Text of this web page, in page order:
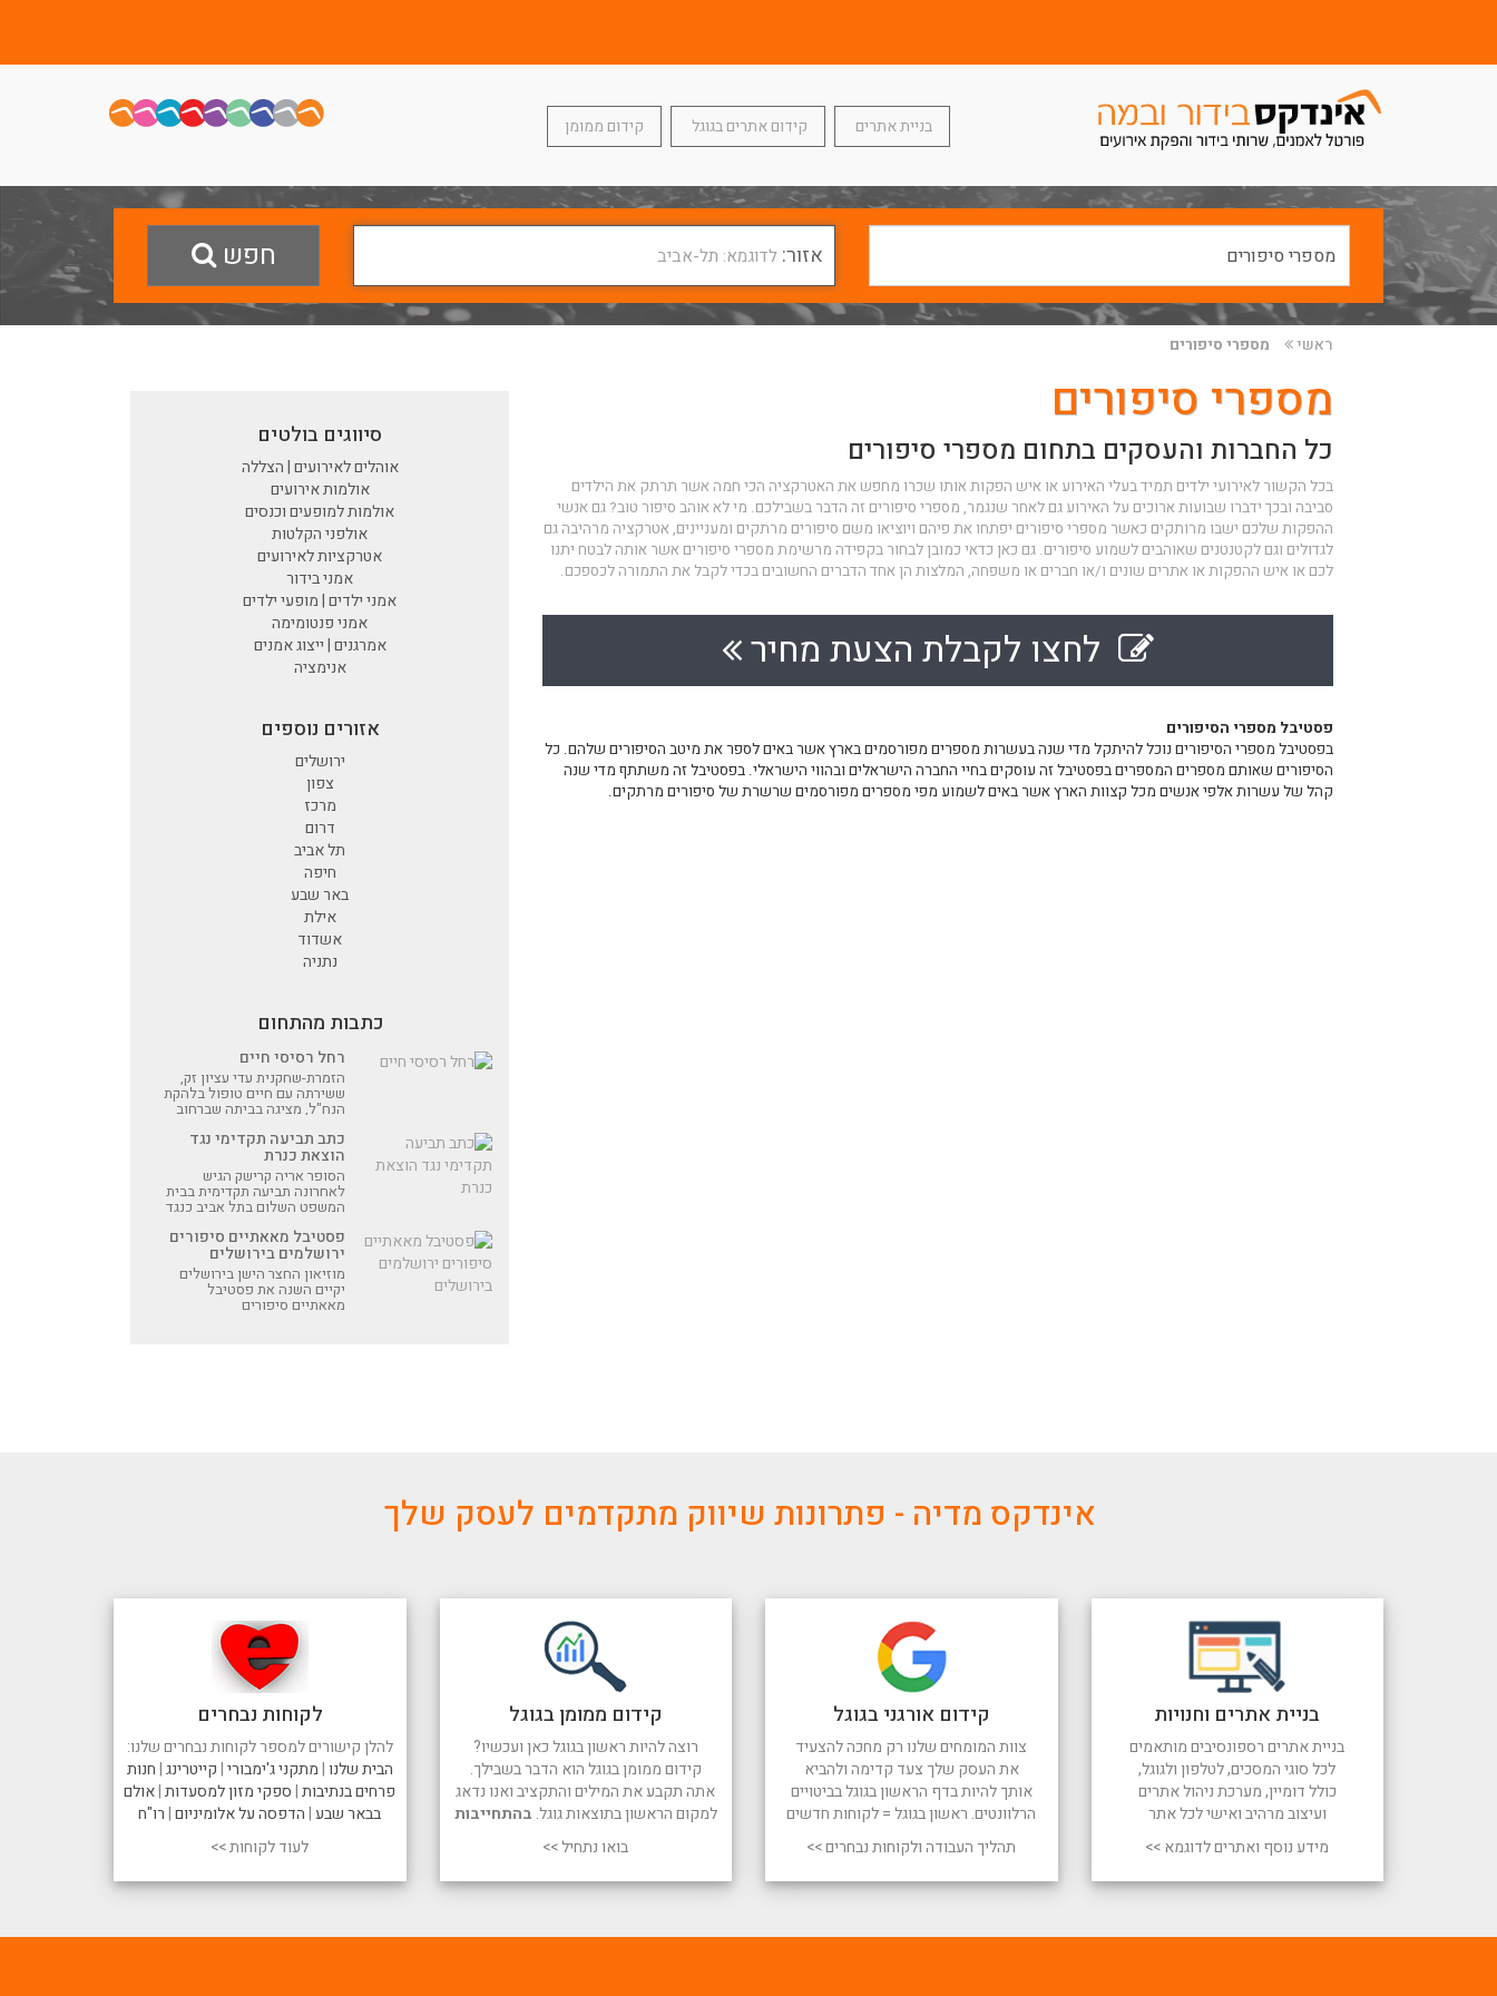
בניית אתרים קידום אתרים בגוגל קידום ממומן
אזור: לדוגמא: תל-אביב חפש
סיווגים בולטים
אוהלים לאירועים | הצללה
אולמות אירועים
אולמות למופעים וכנסים
אולפני הקלטות
אטרקציות לאירועים
אמני בידור
אמני ילדים | מופעי ילדים
אמני פנטומימה
אמרגנים | ייצוג אמנים
אנימציה
אזורים נוספים
ירושלים
צפון
מרכז
דרום
תל אביב
חיפה
באר שבע
אילת
אשדוד
נתניה
כתבות מהתחום
רחל רסיסי חיים
הזמרת-שחקנית עדי עציון זק,
ששירתה עם חיים טופול בלהקת
הנח"ל, מציגה בביתה שברחוב
מונודרמה מרגשת, שבה היא
מתארת את מהלך חייה של רחל
הזמרת-שחקנית עדי עציון זק,
ששירתה עם חיים טופול בלהקת
הנח"ל, מציגה בביתה שברחוב
ה' באייר 34 ביום רביעי 22.3
מונודרמה מרגשת, שבה היא
מתארת את מהלך חייה של רחל
כתב תביעה תקדימי נגד
הוצאת כנרת
הסופר אריה קרישק הגיש
לאחרונה תביעה תקדימית בבית
המשפט השלום בתל אביב כנגד
בזכויות היוצר" על ידי שימוש
שלא כדין בשם של רומן שכתב
בשם-"שומר אמונים".
פסטיבל מאאתיים סיפורים
ירושלמים בירושלים
מוזיאון החצר הישן בירושלים
יקיים השנה את פסטיבל
מאאתיים סיפורים
ראשי מספרי סיפורים
מספרי סיפורים
כל החברות והעסקים בתחום מספרי סיפורים
בכל הקשור לאירועי ילדים תמיד בעלי האירוע או איש הפקות אותו שכרו מחפש את האטרקציה הכי חמה אשר תרתק את הילדים
סביבה ובכך ידברו שבועות ארוכים על האירוע גם לאחר שנגמר, מספרי סיפורים זה הדבר בשבילכם. מי לא אוהב סיפור טוב? גם אנשי
ההפקות שלכם ישבו מרותקים כאשר מספרי סיפורים יפתחו את פיהם ויוציאו משם סיפורים מרתקים ומעניינים, אטרקציה מרהיבה גם
לגדולים וגם לקטנטנים שאוהבים לשמוע סיפורים. גם כאן כדאי כמובן לבחור בקפידה מרשימת מספרי סיפורים אשר אותה לבטח יתנו
לכם או איש ההפקות או אתרים שונים ו/או חברים או משפחה, המלצות הן אחד הדברים החשובים בכדי לקבל את התמורה לכספכם.
לחצו לקבלת הצעת מחיר
פסטיבל מספרי הסיפורים
בפסטיבל מספרי הסיפורים נוכל להיתקל מדי שנה בעשרות מספרים מפורסמים בארץ אשר באים לספר את מיטב הסיפורים שלהם. כל
הסיפורים שאותם מספרים המספרים בפסטיבל זה עוסקים בחיי החברה הישראלים ובהווי הישראלי. בפסטיבל זה משתתף מדי שנה
קהל של עשרות אלפי אנשים מכל קצוות הארץ אשר באים לשמוע מפי מספרים מפורסמים שרשרת של סיפורים מרתקים.
אינדקס מדיה - פתרונות שיווק מתקדמים לעסק שלך
לקוחות נבחרים
להלן קישורים למספר לקוחות נבחרים שלנו:
הבית שלנו|מתקני ג'ימבורי|קייטרינג|חנות
פרחים בנתיבות|ספקי מזון למסעדות|אולם
בבאר שבע|הדפסה על אלומיניום|רו"ח
לעוד לקוחות >>
קידום ממומן בגוגל
רוצה להיות ראשון בגוגל כאן ועכשיו?
קידום ממומן בגוגל הוא הדבר בשבילך.
אתה תקבע את המילים והתקציב ואנו נדאג
למקום הראשון בתוצאות גוגל. בהתחייבות
בואו נתחיל >>
קידום אורגני בגוגל
צוות המומחים שלנו רק מחכה להצעיד
את העסק שלך צעד קדימה ולהביא
אותך להיות בדף הראשון בגוגל בביטויים
הרלוונטים. ראשון בגוגל = לקוחות חדשים
תהליך העבודה ולקוחות נבחרים >>
בניית אתרים וחנויות
בניית אתרים רספונסיבים מותאמים
לכל סוגי המסכים, לטלפון ולגוגל,
כולל דומיין, מערכת ניהול אתרים
ועיצוב מרהיב ואישי לכל אתר
מידע נוסף ואתרים לדוגמא >>